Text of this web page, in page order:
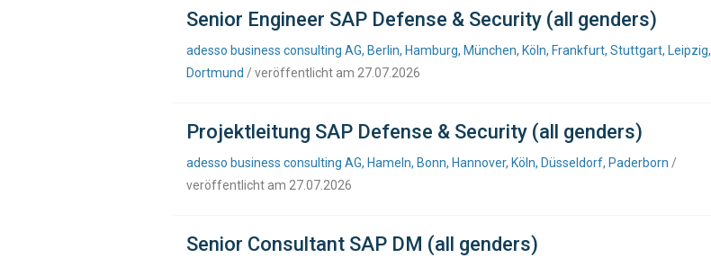
Senior Engineer SAP Defense & Security (all genders)
adesso business consulting AG, Berlin, Hamburg, München, Köln, Frankfurt, Stuttgart, Leipzig,
Dortmund / veröffentlicht am 27.07.2026
Projektleitung SAP Defense & Security (all genders)
adesso business consulting AG, Hameln, Bonn, Hannover, Köln, Düsseldorf, Paderborn /
veröffentlicht am 27.07.2026
Senior Consultant SAP DM (all genders)